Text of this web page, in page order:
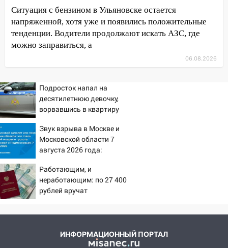
10:40 В Ульяновске спасатели ночью
нашли потерявшегося в заброшенных
садах 79-летнего мужчину
10:26
На нескольких улицах Ульяновска
временно отключили холодную воду
10:14
коррупционной схемы при ЦГКБ
отправили в колонию на 7 и 8 лет
09:52
соседними Татарстаном и Саратовской
областью
09:41
Бога в СИЗО
09:35
В Ульяновске директора фирмы
будут судить за неуплату налогов на 48
млн рублей
Подросток на питбайке сбил
велосипедистку: пострадали двое
Ситуация с бензином в Ульяновске остается
напряженной, хотя уже и появились положительные
тенденции. Водители продолжают искать АЗС, где
можно заправиться, а
06.08.2026
Подросток напал на
десятилетнюю девочку,
ворвавшись в квартиру
Звук взрыва в Москве и
Московской области 7
августа 2026 года:
откуда был громкий
хлопок
Работающим, и
неработающим: по 27 400
рублей вручат
ИНФОРМАЦИОННЫЙ ПОРТАЛ